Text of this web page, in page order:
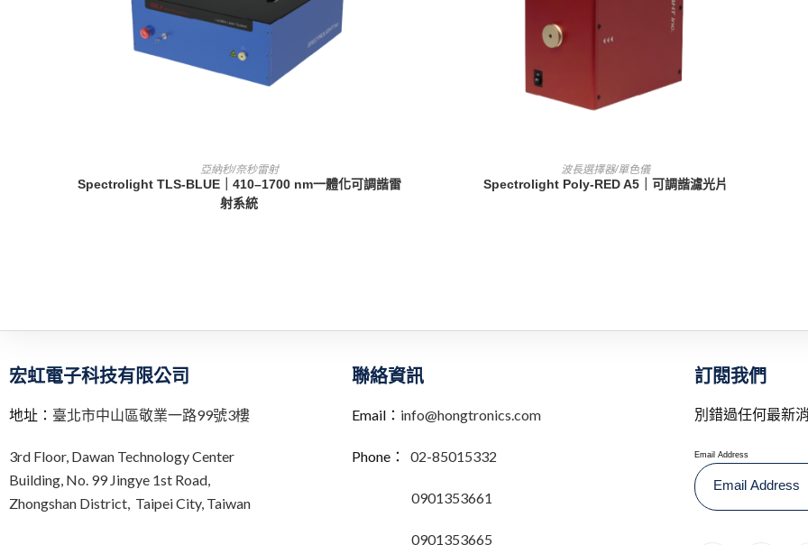
查看內容
亞納秒/奈秒雷射
Spectrolight TLS-BLUE｜410–1700 nm一體化可調諧雷
射系統
查看內容
波長選擇器/單色儀
Spectrolight Poly-RED A5｜可調諧濾光片
宏虹電子科技有限公司
地址： 臺北市中山區敬業一路99號3樓
3rd Floor, Dawan Technology Center
Building, No. 99 Jingye 1st Road,
Zhongshan District, Taipei City, Taiwan
聯絡資訊
Email： info@hongtronics.com
Phone： 02-85015332
0901353661
0901353665
訂閱我們
別錯過任何最新
Email Address